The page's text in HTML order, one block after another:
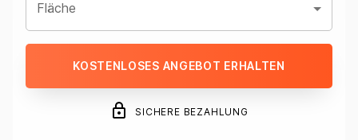
Fläche
KOSTENLOSES ANGEBOT ERHALTEN
SICHERE BEZAHLUNG